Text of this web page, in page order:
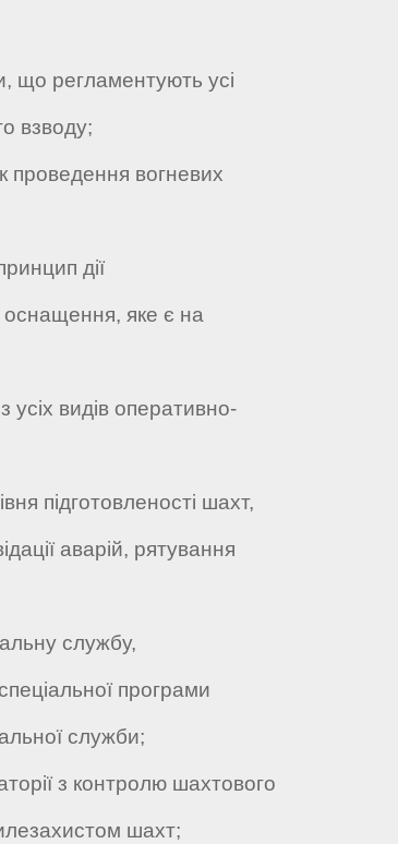
що регламентують усі
взводу;
проведення вогневих
дії
оснащення, яке є на
видів оперативно-
підготовленості шахт,
аварій, рятування
службу,
програми
служби;
з контролю шахтового
шахт;